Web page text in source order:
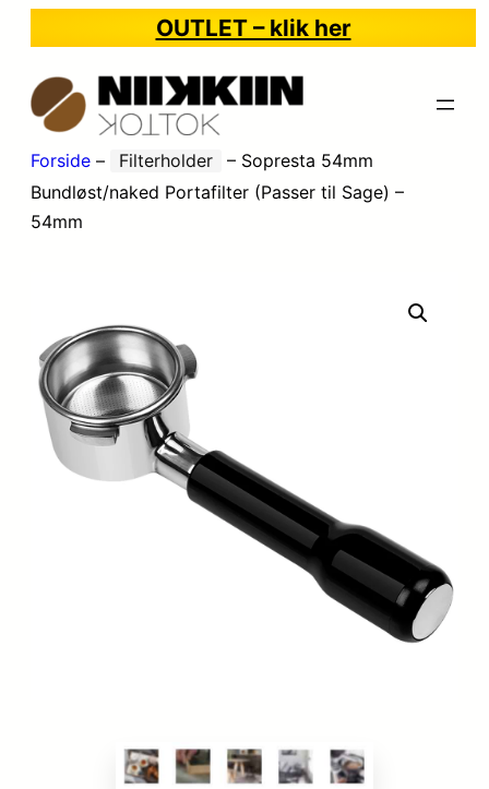
OUTLET – klik her
Forside – Filterholder – Sopresta 54mm
Bundløst/naked Portafilter (Passer til Sage) –
54mm